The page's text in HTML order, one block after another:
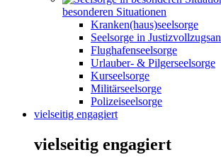
besonderen Situationen
Kranken(haus)seelsorge
Seelsorge in
Flughafenseelsorge
Urlauber- & Pilgerseelsorge
Kurseelsorge
Militärseelsorge
Polizeiseelsorge
vielseitig engagiert
vielseitig engagiert